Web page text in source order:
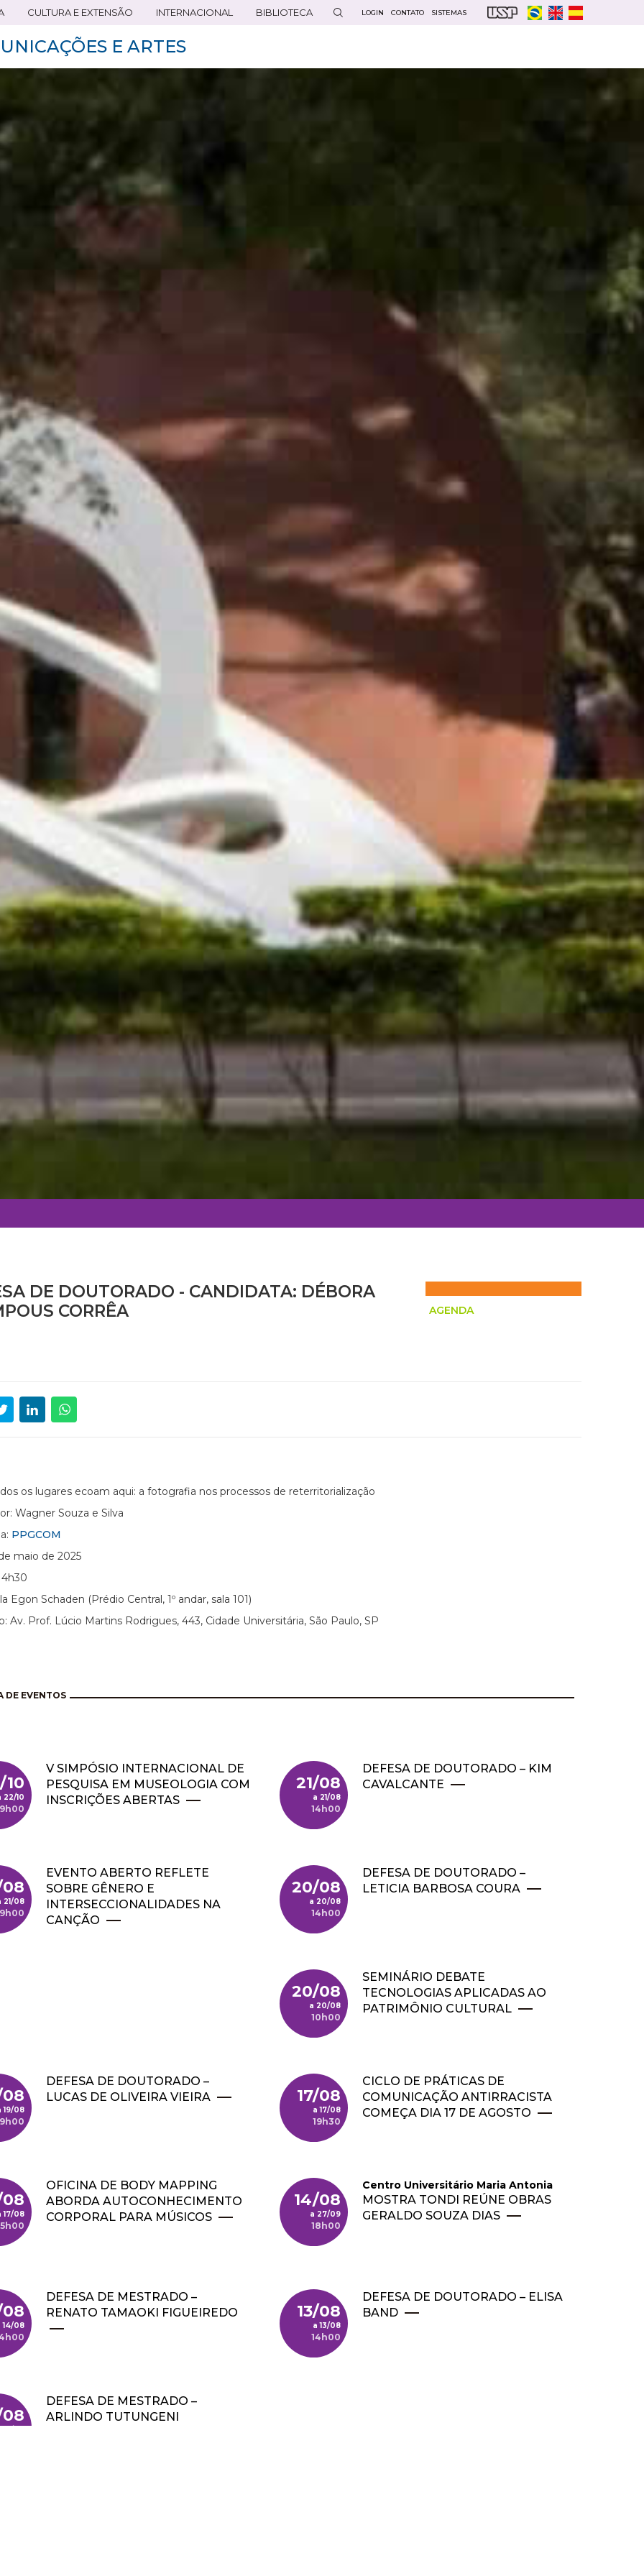
CULTURA E EXTENSÃO INTERNACIONAL BIBLIOTECA LOGIN CONTATO SISTEMAS
E ARTES
DE DOUTORADO - CANDIDATA: DÉBORA
CORRÊA
AGENDA
os lugares ecoam aqui: a fotografia nos processos de reterritorialização
Wagner Souza e Silva
PPGCOM
maio de 2025
Egon Schaden (Prédio Central, 1º andar, sala 101)
Av. Prof. Lúcio Martins Rodrigues, 443, Cidade Universitária, São Paulo, SP
DE EVENTOS
10
22/10
V SIMPÓSIO INTERNACIONAL DE
PESQUISA EM MUSEOLOGIA COM
INSCRIÇÕES ABERTAS
21/08
21/08
14h00
DEFESA DE DOUTORADO – KIM
CAVALCANTE
08
21/08
EVENTO ABERTO REFLETE
SOBRE GÊNERO E
INTERSECCIONALIDADES NA
CANÇÃO
20/08
20/08
14h00
DEFESA DE DOUTORADO –
LETICIA BARBOSA COURA
20/08
20/08
10h00
SEMINÁRIO DEBATE
TECNOLOGIAS APLICADAS AO
PATRIMÔNIO CULTURAL
08
19/08
DEFESA DE DOUTORADO –
LUCAS DE OLIVEIRA VIEIRA
17/08
17/08
19h30
CICLO DE PRÁTICAS DE
COMUNICAÇÃO ANTIRRACISTA
COMEÇA DIA 17 DE AGOSTO
08
17/08
OFICINA DE BODY MAPPING
ABORDA AUTOCONHECIMENTO
CORPORAL PARA MÚSICOS
14/08
27/09
18h00
Centro Universitário Maria Antonia
MOSTRA TONDI REÚNE OBRAS
GERALDO SOUZA DIAS
14/08
DEFESA DE MESTRADO –
RENATO TAMAOKI FIGUEIREDO
13/08
13/08
14h00
DEFESA DE DOUTORADO – ELISA
BAND
08
DEFESA DE MESTRADO –
ARLINDO TUTUNGENI